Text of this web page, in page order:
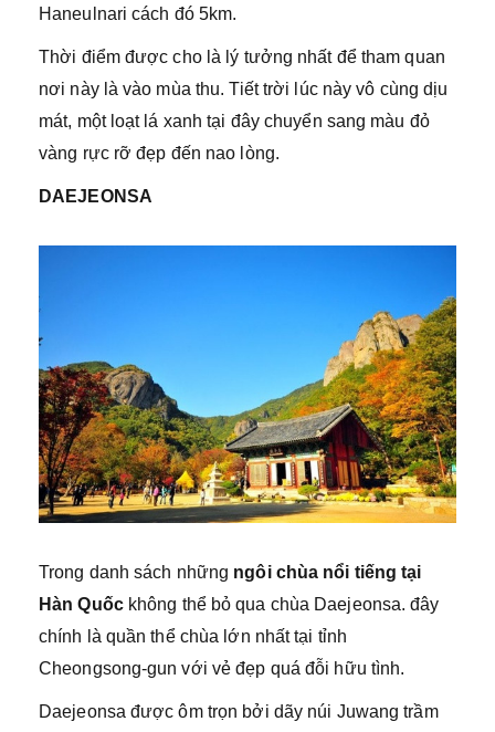
Haneulnari cách đó 5km.
Thời điểm được cho là lý tưởng nhất để tham quan
nơi này là vào mùa thu. Tiết trời lúc này vô cùng dịu
mát, một loạt lá xanh tại đây chuyển sang màu đỏ
vàng rực rỡ đẹp đến nao lòng.
DAEJEONSA
Trong danh sách những ngôi chùa nổi tiếng tại
Hàn Quốckhông thể bỏ qua chùa Daejeonsa. đây
chính là quần thể chùa lớn nhất tại tỉnh
Cheongsong-gun với vẻ đẹp quá đỗi hữu tình.
Daejeonsa được ôm trọn bởi dãy núi Juwang trầm